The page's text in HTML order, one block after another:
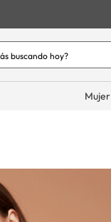
buscando hoy?
Mujer
MÁS BUSCADOS